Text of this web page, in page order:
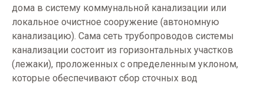
дома в систему коммунальной канализации или
локальное очистное сооружение (автономную
канализацию). Сама сеть трубопроводов системы
канализации состоит из горизонтальных участков
(лежаки), проложенных с определенным уклоном,
которые обеспечивают сбор сточных вод